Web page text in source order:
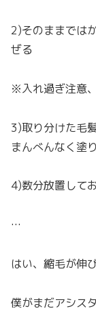
2)そのままでは
ぜる
※入れ過ぎ注意
3)取り分けた毛
まんべんなく塗
4)数分放置して
…
はい、縮毛が伸
僕がまだアシス